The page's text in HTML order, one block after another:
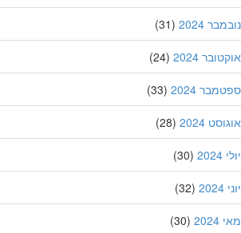
2024
(31)
2024
(24)
2024
(33)
2024
(28)
(30)
(32)
(30)